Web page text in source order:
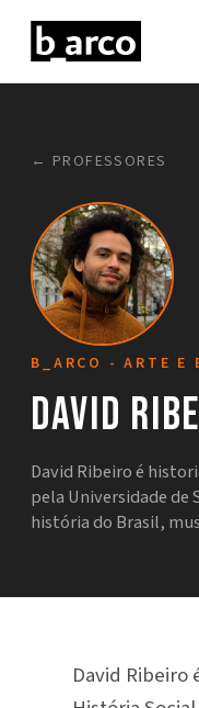
← PROFESSORES
B_ARCO - ARTE E
David
David Ribeiro é
pela Universidade de
história do Brasil,
David